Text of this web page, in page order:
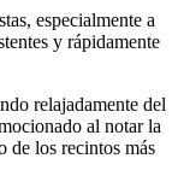
especialmente a
y rápidamente
relajadamente del
al notar la
de los recintos más